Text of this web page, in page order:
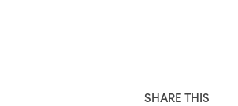
SHARE THIS